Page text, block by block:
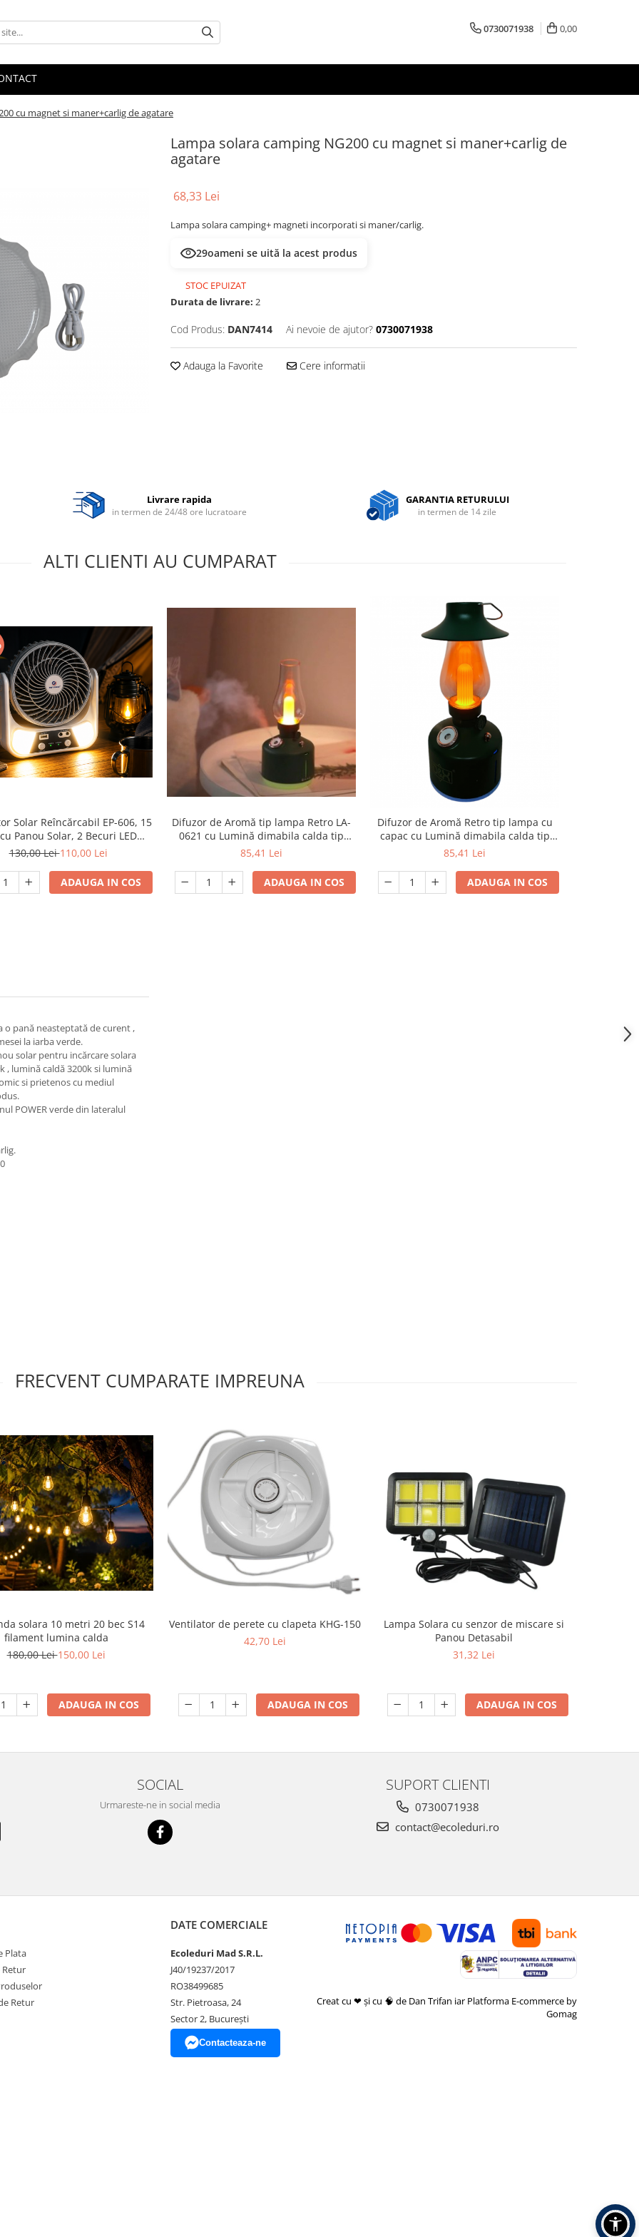
0730071938 0,00
cu magnet si maner+carlig de agatare
Lampa solara camping NG200 cu magnet si maner+carlig de
agatare
68,33 Lei
Lampa solara camping+ magneti incorporati si maner/carlig.
29oameni se uită la acest produs
STOC EPUIZAT
Durata de livrare: 2
Cod Produs: DAN7414 Ai nevoie de ajutor? 0730071938
Adauga la Favorite Cere informatii
Livrare rapida
in termen de 24/48 ore lucratoare
GARANTIA RETURULUI
in termen de 14 zile
ALTI CLIENTI AU CUMPARAT
Solar Reîncărcabil EP-606, 15
Panou Solar, 2 Becuri LED
Acumulator 3000 mAh, USB
Încărcare Type-C, engros
130,00 Lei110,00 Lei
ADAUGA IN COS
Difuzor de Aromă tip lampa Retro LA-
0621 cu Lumină dimabila calda tip
Flacără
85,41 Lei
ADAUGA IN COS
Difuzor de Aromă Retro tip lampa cu
capac cu Lumină dimabila calda tip
Flacără
85,41 Lei
ADAUGA IN COS
o pană neasteptată de curent ,
la iarba verde.
solar pentru incărcare solara
, lumină caldă 3200k si lumină
si prietenos cu mediul
POWER verde din lateralul
FRECVENT CUMPARATE IMPREUNA
solara 10 metri 20 bec S14
filament lumina calda
180,00 Lei150,00 Lei
ADAUGA IN COS
Ventilator de perete cu clapeta KHG-150
42,70 Lei
ADAUGA IN COS
Lampa Solara cu senzor de miscare si
Panou Detasabil
31,32 Lei
ADAUGA IN COS
SOCIAL
Urmareste-ne in social media
SUPORT CLIENTI
0730071938
contact@ecoleduri.ro
Plata
Retur
Retur
DATE COMERCIALE
Ecoleduri Mad S.R.L.
J40/19237/2017
RO38499685
Str. Pietroasa, 24
Sector 2, București
Contacteaza-ne
Creat cu ❤ și cu 🧠 de Dan Trifan iar Platforma E-commerce by
Gomag